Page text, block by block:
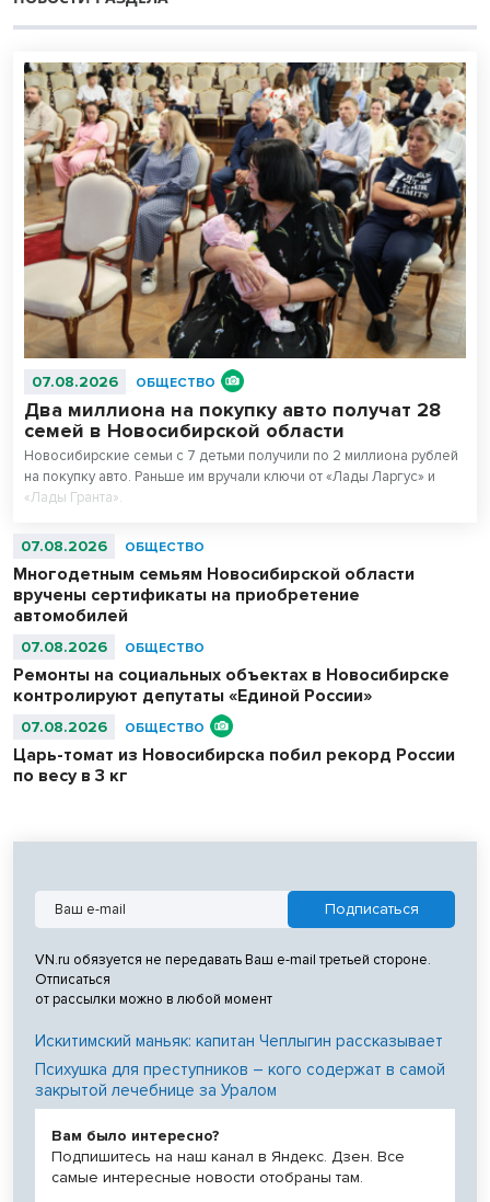
07.08.2026 ОБЩЕСТВО
Два миллиона на покупку авто получат 28
семей в Новосибирской области
Новосибирские семьи с 7 детьми получили по 2 миллиона рублей
на покупку авто. Раньше им вручали ключи от «Лады Ларгус» и
«Лады Гранта».
07.08.2026 ОБЩЕСТВО
Многодетным семьям Новосибирской области
вручены сертификаты на приобретение
автомобилей
07.08.2026 ОБЩЕСТВО
Ремонты на социальных объектах в Новосибирске
контролируют депутаты «Единой России»
07.08.2026 ОБЩЕСТВО
Царь-томат из Новосибирска побил рекорд России
по весу в 3 кг
VN.ru обязуется не передавать Ваш e-mail третьей стороне.
Отписаться
от рассылки можно в любой момент
Искитимский маньяк: капитан Чеплыгин рассказывает
Психушка для преступников – кого содержат в самой
закрытой лечебнице за Уралом
Вам было интересно?
Подпишитесь на наш канал в Яндекс. Дзен. Все
самые интересные новости отобраны там.